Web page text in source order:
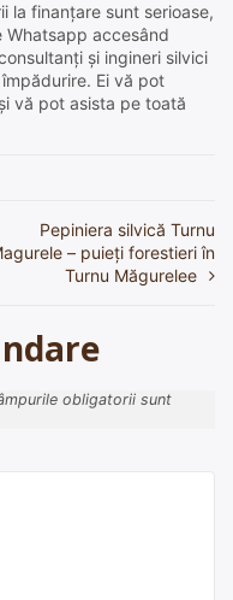
la finanțare sunt serioase,
accesând
și ingineri silvici
Ei vă pot
vă pot asista pe toată
Pepiniera silvică Turnu
– puieți forestieri în
Turnu Măgurelee
obligatorii sunt